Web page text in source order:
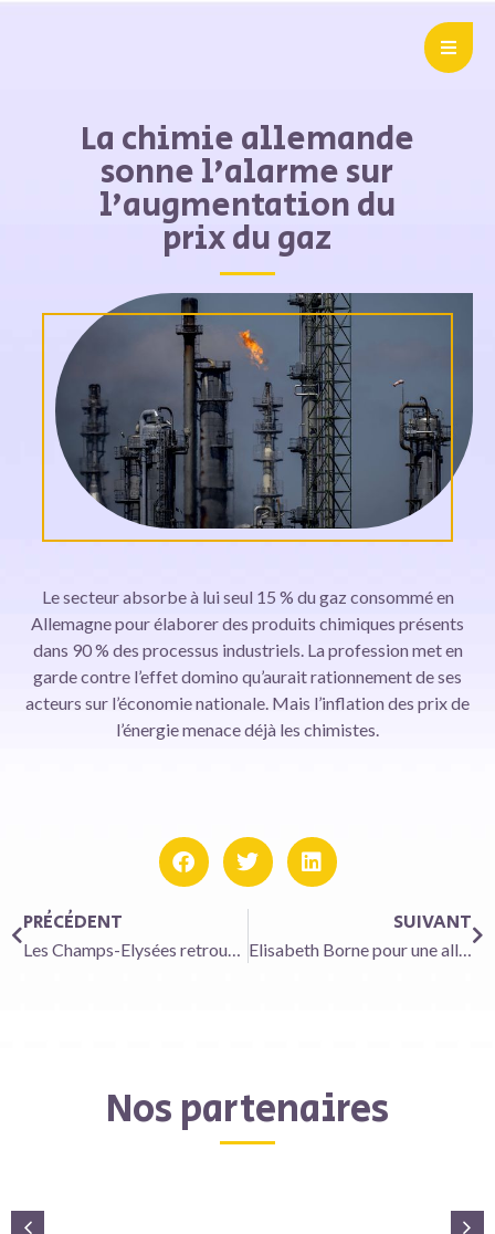
La chimie allemande
sonne l’alarme sur
l’augmentation du
prix du gaz
Le secteur absorbe à lui seul 15 % du gaz consommé en
Allemagne pour élaborer des produits chimiques présents
dans 90 % des processus industriels. La profession met en
garde contre l’effet domino qu’aurait rationnement de ses
acteurs sur l’économie nationale. Mais l’inflation des prix de
l’énergie menace déjà les chimistes.
PRÉCÉDENT
Les Champs-Elysées retrouvent leur superbe avant les autres grandes artères européennes
SUIVANT
Elisabeth Borne pour une allocation adulte handicapé qui ne baisse plus en cas de vie en couple
Nos partenaires